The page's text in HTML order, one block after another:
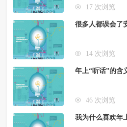
17 次浏览
很多人都误会了
14 次浏览
年上“听话”的含
46 次浏览
我为什么喜欢年